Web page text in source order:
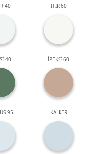
40 ITIR 60
40 İPEKSİ 60
95 KALKER